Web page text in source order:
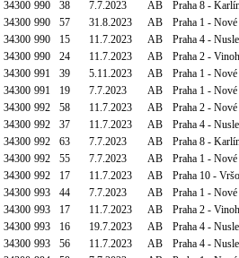
34300 990 38 7.7.2023 AB
Praha 8 -
34300 990 57 31.8.2023 AB
Praha 1 -
34300 990 15 11.7.2023 AB
Praha 4 -
34300 990 24 11.7.2023 AB
Praha 2 -
34300 991 39 5.11.2023 AB
Praha 1 -
34300 991 19 7.7.2023 AB
Praha 1 -
34300 992 58 11.7.2023 AB
Praha 2 -
34300 992 37 11.7.2023 AB
Praha 4 -
34300 992 63 7.7.2023 AB
Praha 8 -
34300 992 55 7.7.2023 AB
Praha 1 -
34300 992 17 11.7.2023 AB
Praha 10 -
34300 993 44 7.7.2023 AB
Praha 1 -
34300 993 17 11.7.2023 AB
Praha 2 -
34300 993 16 19.7.2023 AB
Praha 4 -
34300 993 56 11.7.2023 AB
Praha 4 -